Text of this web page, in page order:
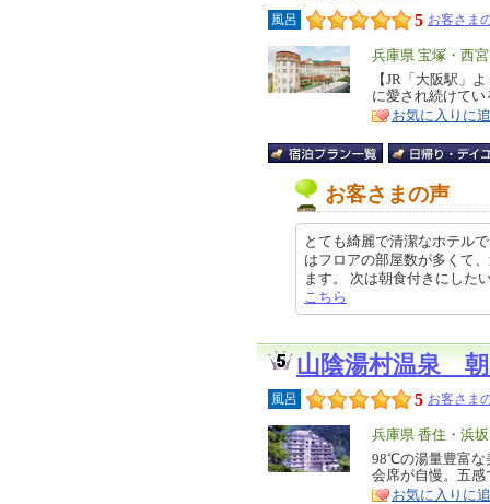
風呂 5 お客さま
エ
リ
ア
兵庫県 宝塚・西
特
徴
【JR「大阪駅」
に愛され続けて
お気に入りに
お客さまの声
とても綺麗で清潔なホテル
はフロアの部屋数が多くて
ます。 次は朝食付きにし
こちら
山陰湯村温泉
風呂 5 お客さま
エ
リ
ア
兵庫県 香住・浜
特
徴
98℃の湯量豊富な
会席が自慢。五
お気に入りに